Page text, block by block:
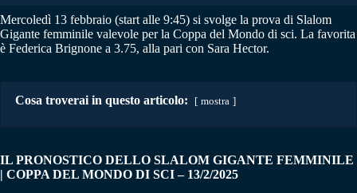
Mercoledì 13 febbraio (start alle 9:45) si svolge la prova di Slalom
Gigante femminile valevole per la Coppa del Mondo di sci. La favorita
è Federica Brignone a 3.75, alla pari con Sara Hector.
Cosa troverai in questo articolo: mostra
IL PRONOSTICO DELLO SLALOM GIGANTE FEMMINILE
| COPPA DEL MONDO DI SCI – 13/2/2025